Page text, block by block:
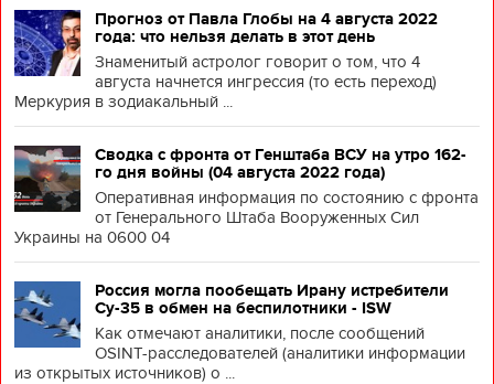
Прогноз от Павла Глобы на 4 августа 2022
года: что нельзя делать в этот день
Знаменитый астролог говорит о том, что 4
августа начнется ингрессия (то есть переход)
Меркурия в зодиакальный ...
Сводка с фронта от Генштаба ВСУ на утро 162-
го дня войны (04 августа 2022 года)
Оперативная информация по состоянию с фронта
от Генерального Штаба Вооруженных Сил
Украины на 0600 04
Россия могла пообещать Ирану истребители
Су-35 в обмен на беспилотники - ISW
Как отмечают аналитики, после сообщений
OSINT-расследователей (аналитики информации
из открытых источников) о ...